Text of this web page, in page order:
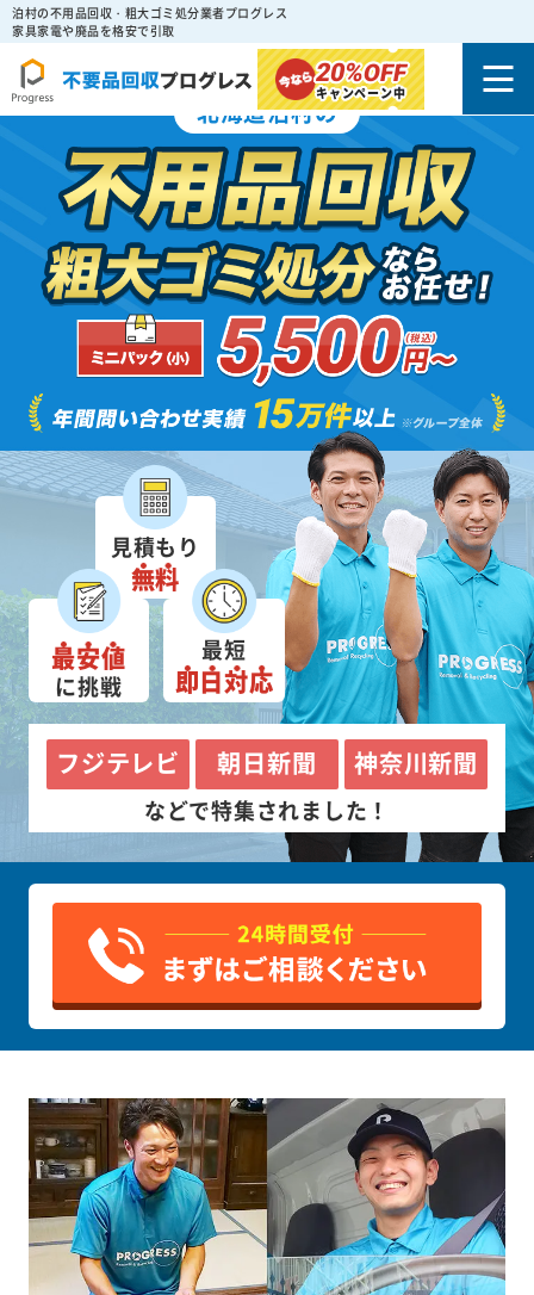
泊村の不用品回収・粗大ゴミ処分業者プログレス
家具家電や廃品を格安で引取
20%OFF
キャンペーン中
北海道泊村の
見積もり
無料
最安値
に挑戦
最短
即日対応
フジテレビ 朝日新聞 神奈川新聞
などで特集されました！